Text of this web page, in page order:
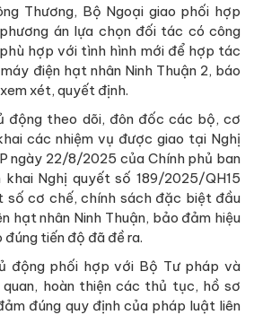
Thương, Bộ Ngoại giao phối hợp
án lựa chọn đối tác có công
hợp với tình hình mới để hợp tác
điện hạt nhân Ninh Thuận 2, báo
xét, quyết định.
động theo dõi, đôn đốc các bộ, cơ
các nhiệm vụ được giao tại Nghị
ngày 22/8/2025 của Chính phủ ban
Nghị quyết số 189/2025/QH15
số cơ chế, chính sách đặc biệt đầu
hạt nhân Ninh Thuận, bảo đảm hiệu
tiến độ đã đề ra.
động phối hợp với Bộ Tư pháp và
hoàn thiện các thủ tục, hồ sơ
đúng quy định của pháp luật liên